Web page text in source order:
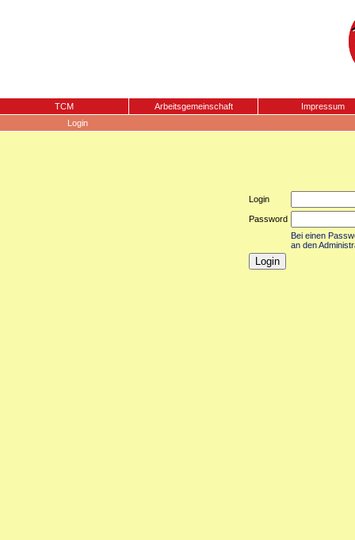
TCM Arbeitsgemeinschaft
Impressum
Login
Login
Password
Bei einen
an den